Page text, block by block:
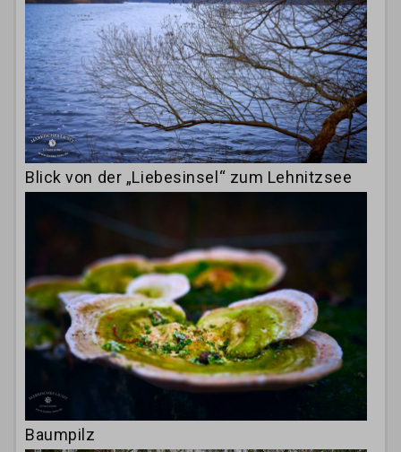
Blick von der „Liebesinsel“ zum Lehnitzsee
Baumpilz